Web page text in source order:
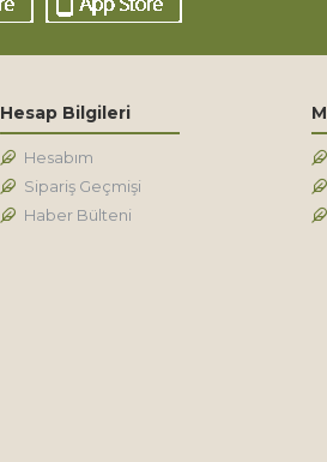
Hesap Bilgileri
Hesabım
Sipariş Geçmişi
Haber Bülteni